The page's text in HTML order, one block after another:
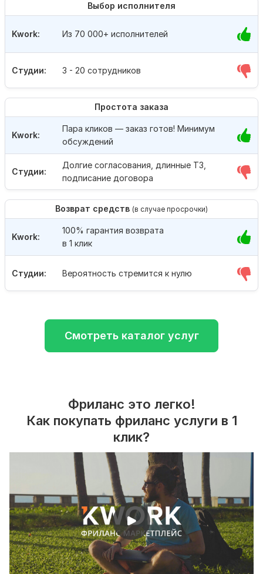
Выбор исполнителя
Студии: 3 - 20 сотрудников
Kwork: Из 70 000+ исполнителей
Простота заказа
Студии:
Долгие согласования, длинные ТЗ,
подписание договора
Kwork:
Пара кликов — заказ готов! Минимум
обсуждений
Возврат средств (в случае просрочки)
Студии: Вероятность стремится к нулю
Kwork:
100% гарантия возврата
в 1 клик
Смотреть каталог услуг
Фриланс это легко!
Как покупать фриланс услуги в 1
клик?